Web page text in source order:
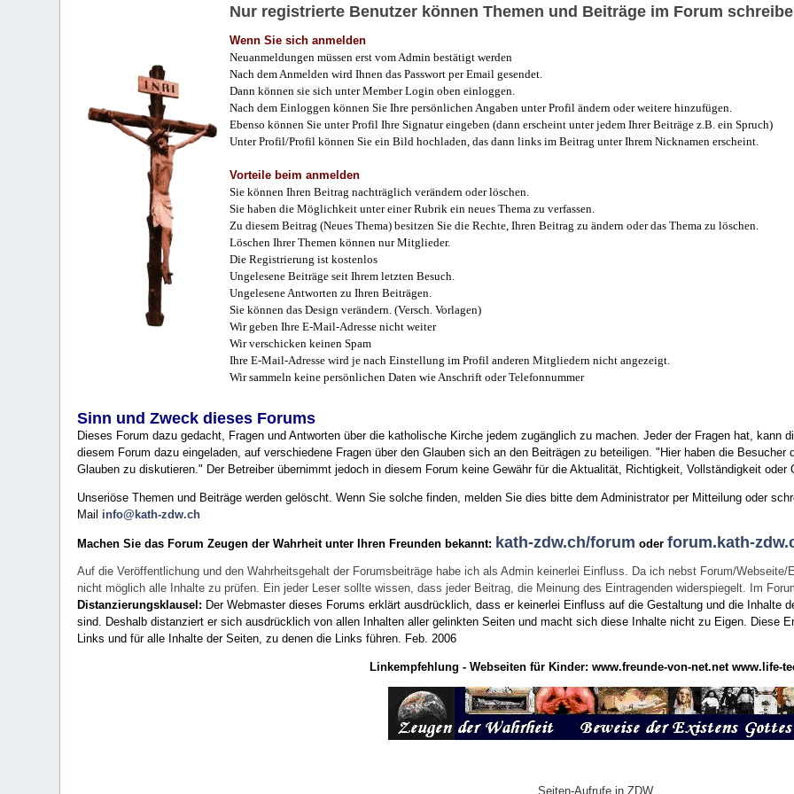
Nur registrierte Benutzer können Themen und Beiträge im Forum
Wenn Sie sich anmelden
Neuanmeldungen müssen erst vom Admin bestätigt werden
Nach dem Anmelden wird Ihnen das Passwort per Email gesendet.
Dann können sie sich unter Member Login oben einloggen.
Nach dem Einloggen können Sie Ihre persönlichen Angaben unter Profil ändern oder weitere hinzufügen.
Ebenso können Sie unter Profil Ihre Signatur eingeben (dann erscheint unter jedem Ihrer Beiträge z.B. ein Spruch)
Unter Profil/Profil können Sie ein Bild hochladen, das dann links im Beitrag unter Ihrem Nicknamen erscheint.
Vorteile beim anmelden
Sie können Ihren Beitrag nachträglich verändern oder löschen.
Sie haben die Möglichkeit unter einer Rubrik ein neues Thema zu verfassen.
Zu diesem Beitrag (Neues Thema) besitzen Sie die Rechte, Ihren Beitrag zu ändern oder das Thema zu löschen.
Löschen Ihrer Themen können nur Mitglieder.
Die Registrierung ist kostenlos
Ungelesene Beiträge seit Ihrem letzten Besuch.
Ungelesene Antworten zu Ihren Beiträgen.
Sie können das Design verändern. (Versch. Vorlagen)
Wir geben Ihre E-Mail-Adresse nicht weiter
Wir verschicken keinen Spam
Ihre E-Mail-Adresse wird je nach Einstellung im Profil anderen Mitgliedern nicht angezeigt.
Wir sammeln keine persönlichen Daten wie Anschrift oder Telefonnummer
Sinn und Zweck dieses Forums
Dieses Forum dazu gedacht, Fragen und Antworten über die katholische Kirche jedem zugänglich zu machen. Jeder der Fragen hat, kann
diesem Forum dazu eingeladen, auf verschiedene Fragen über den Glauben sich an den Beiträgen zu beteiligen. "Hier haben die
Glauben zu diskutieren." Der Betreiber übernimmt jedoch in diesem Forum keine Gewähr für die Aktualität, Richtigkeit, Vollständigkeit
Unseriöse Themen und Beiträge werden gelöscht. Wenn Sie solche finden, melden Sie dies bitte dem Administrator per Mitteilung oder
Mail info@kath-zdw.ch
Machen Sie das Forum Zeugen der Wahrheit unter Ihren Freunden bekannt: kath-zdw.ch/forum oderforum.kath-
Auf die Veröffentlichung und den Wahrheitsgehalt der Forumsbeiträge habe ich als Admin keinerlei Einfluss. Da ich nebst Forum/
nicht möglich alle Inhalte zu prüfen. Ein jeder Leser sollte wissen, dass jeder Beitrag, die Meinung des Eintragenden widerspiegelt. Im
Distanzierungsklausel: Der Webmaster dieses Forums erklärt ausdrücklich, dass er keinerlei Einfluss auf die Gestaltung und die Inhalte
sind. Deshalb distanziert er sich ausdrücklich von allen Inhalten aller gelinkten Seiten und macht sich diese Inhalte nicht zu Eigen. Diese
Links und für alle Inhalte der Seiten, zu denen die Links führen. Feb. 2006
Linkempfehlung - Webseiten für Kinder: www.freunde-von-net.net www.life-
Seiten-Aufrufe in ZDW